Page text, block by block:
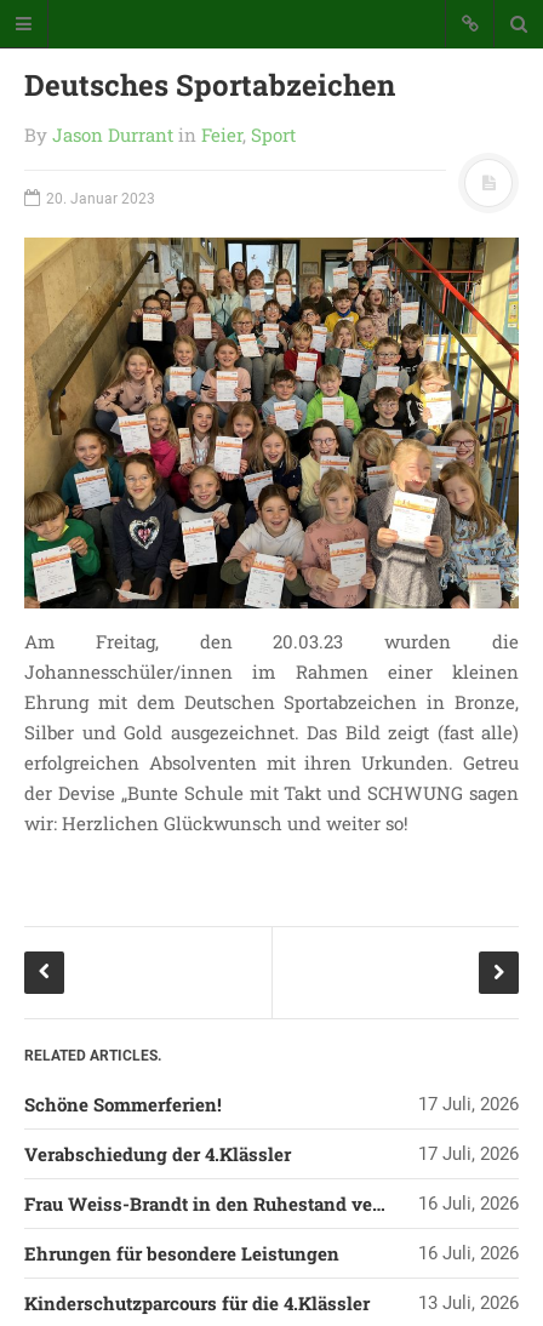
Katholische Grundschule der
Stadt Warstein
Bunte Schule mit Takt und Schwung
STARTSEITE
WICHTIGES AUS UNSERER
SCHULE
UNSER SCHULTAG
KONTAKT
SDUI
TERMINE
ELTERNBETEILIGUNG-
UND MITWIRKUNG
DAS TEAM DER
JOHANNESSCHULE
KOLLEGIUM
OGGS
SCHULSOZIALARBEIT
KLASSE 3B BUDEUS
GRUNDSCHULE
SCHULPROGRAMM
GANZTAGSGRUNDSCHULE
KONTAKT
OGGS DOWNLOADS
Deutsches Sportabzeichen
By Jason Durrant in Feier, Sport
20. Januar 2023
Am Freitag, den 20.03.23 wurden die
Johannesschüler/innen im Rahmen einer kleinen
Ehrung mit dem Deutschen Sportabzeichen in Bronze,
Silber und Gold ausgezeichnet. Das Bild zeigt (fast alle)
erfolgreichen Absolventen mit ihren Urkunden. Getreu
der Devise „Bunte Schule mit Takt und SCHWUNG sagen
wir: Herzlichen Glückwunsch und weiter so!
RELATED ARTICLES.
Schöne Sommerferien! 17 Juli, 2026
Verabschiedung der 4.Klässler 17 Juli, 2026
Frau Weiss-Brandt in den Ruhestand verabschiedet 16 Juli, 2026
Ehrungen für besondere Leistungen 16 Juli, 2026
Kinderschutzparcours für die 4.Klässler 13 Juli, 2026